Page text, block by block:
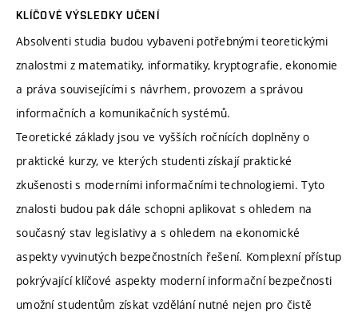
KLÍČOVÉ VÝSLEDKY UČENÍ
Absolventi studia budou vybaveni potřebnými teoretickými
znalostmi z matematiky, informatiky, kryptografie, ekonomie
a práva souvisejícími s návrhem, provozem a správou
informačních a komunikačních systémů.
Teoretické základy jsou ve vyšších ročnících doplněny o
praktické kurzy, ve kterých studenti získají praktické
zkušenosti s moderními informačními technologiemi. Tyto
znalosti budou pak dále schopni aplikovat s ohledem na
současný stav legislativy a s ohledem na ekonomické
aspekty vyvinutých bezpečnostních řešení. Komplexní přístup
pokrývající klíčové aspekty moderní informační bezpečnosti
umožní studentům získat vzdělání nutné nejen pro čistě